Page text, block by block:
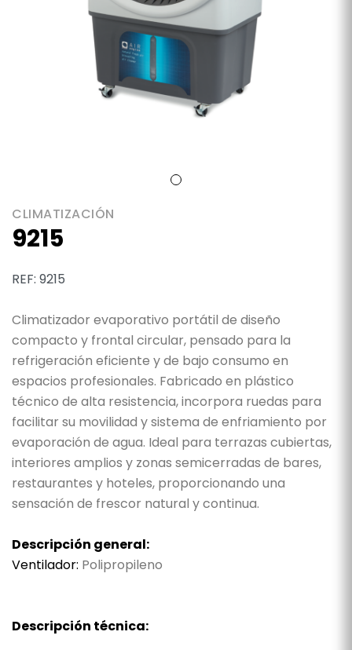
CLIMATIZACIÓN
9215
REF: 9215
Climatizador evaporativo portátil de diseño
compacto y frontal circular, pensado para la
refrigeración eficiente y de bajo consumo en
espacios profesionales. Fabricado en plástico
técnico de alta resistencia, incorpora ruedas para
facilitar su movilidad y sistema de enfriamiento por
evaporación de agua. Ideal para terrazas cubiertas,
interiores amplios y zonas semicerradas de bares,
restaurantes y hoteles, proporcionando una
sensación de frescor natural y continua.
Descripción general:
Ventilador: Polipropileno
Descripción técnica: